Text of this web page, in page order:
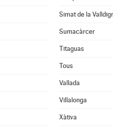
Simat de la
Sumacàrcer
Titaguas
Tous
Vallada
Villalonga
Xàtiva